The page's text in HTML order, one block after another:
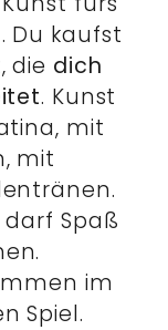
Du kaufst
die dich
. Kunst
mit
mit
darf Spaß
im
Spiel.